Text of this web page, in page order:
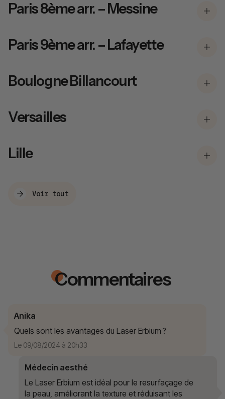
Paris 8ème arr. – Messine
Paris 9ème arr. – Lafayette
Boulogne Billancourt
Versailles
Lille
Voir tout
Commentaires
Anika
Quels sont les avantages du Laser Erbium ?
Le 09/08/2024 à 20h33
Médecin aesthé
Le Laser Erbium est idéal pour le resurfaçage de
la peau, améliorant la texture et réduisant les